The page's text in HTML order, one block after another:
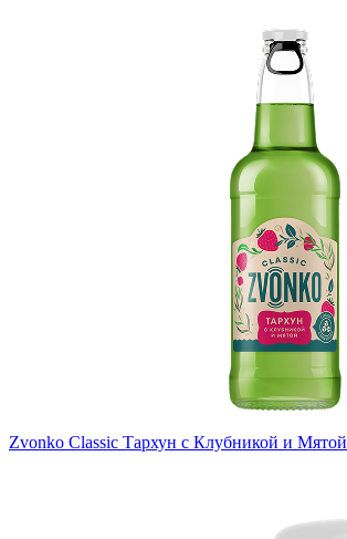
Zvonko Classic Тархун с Клубникой и Мятой